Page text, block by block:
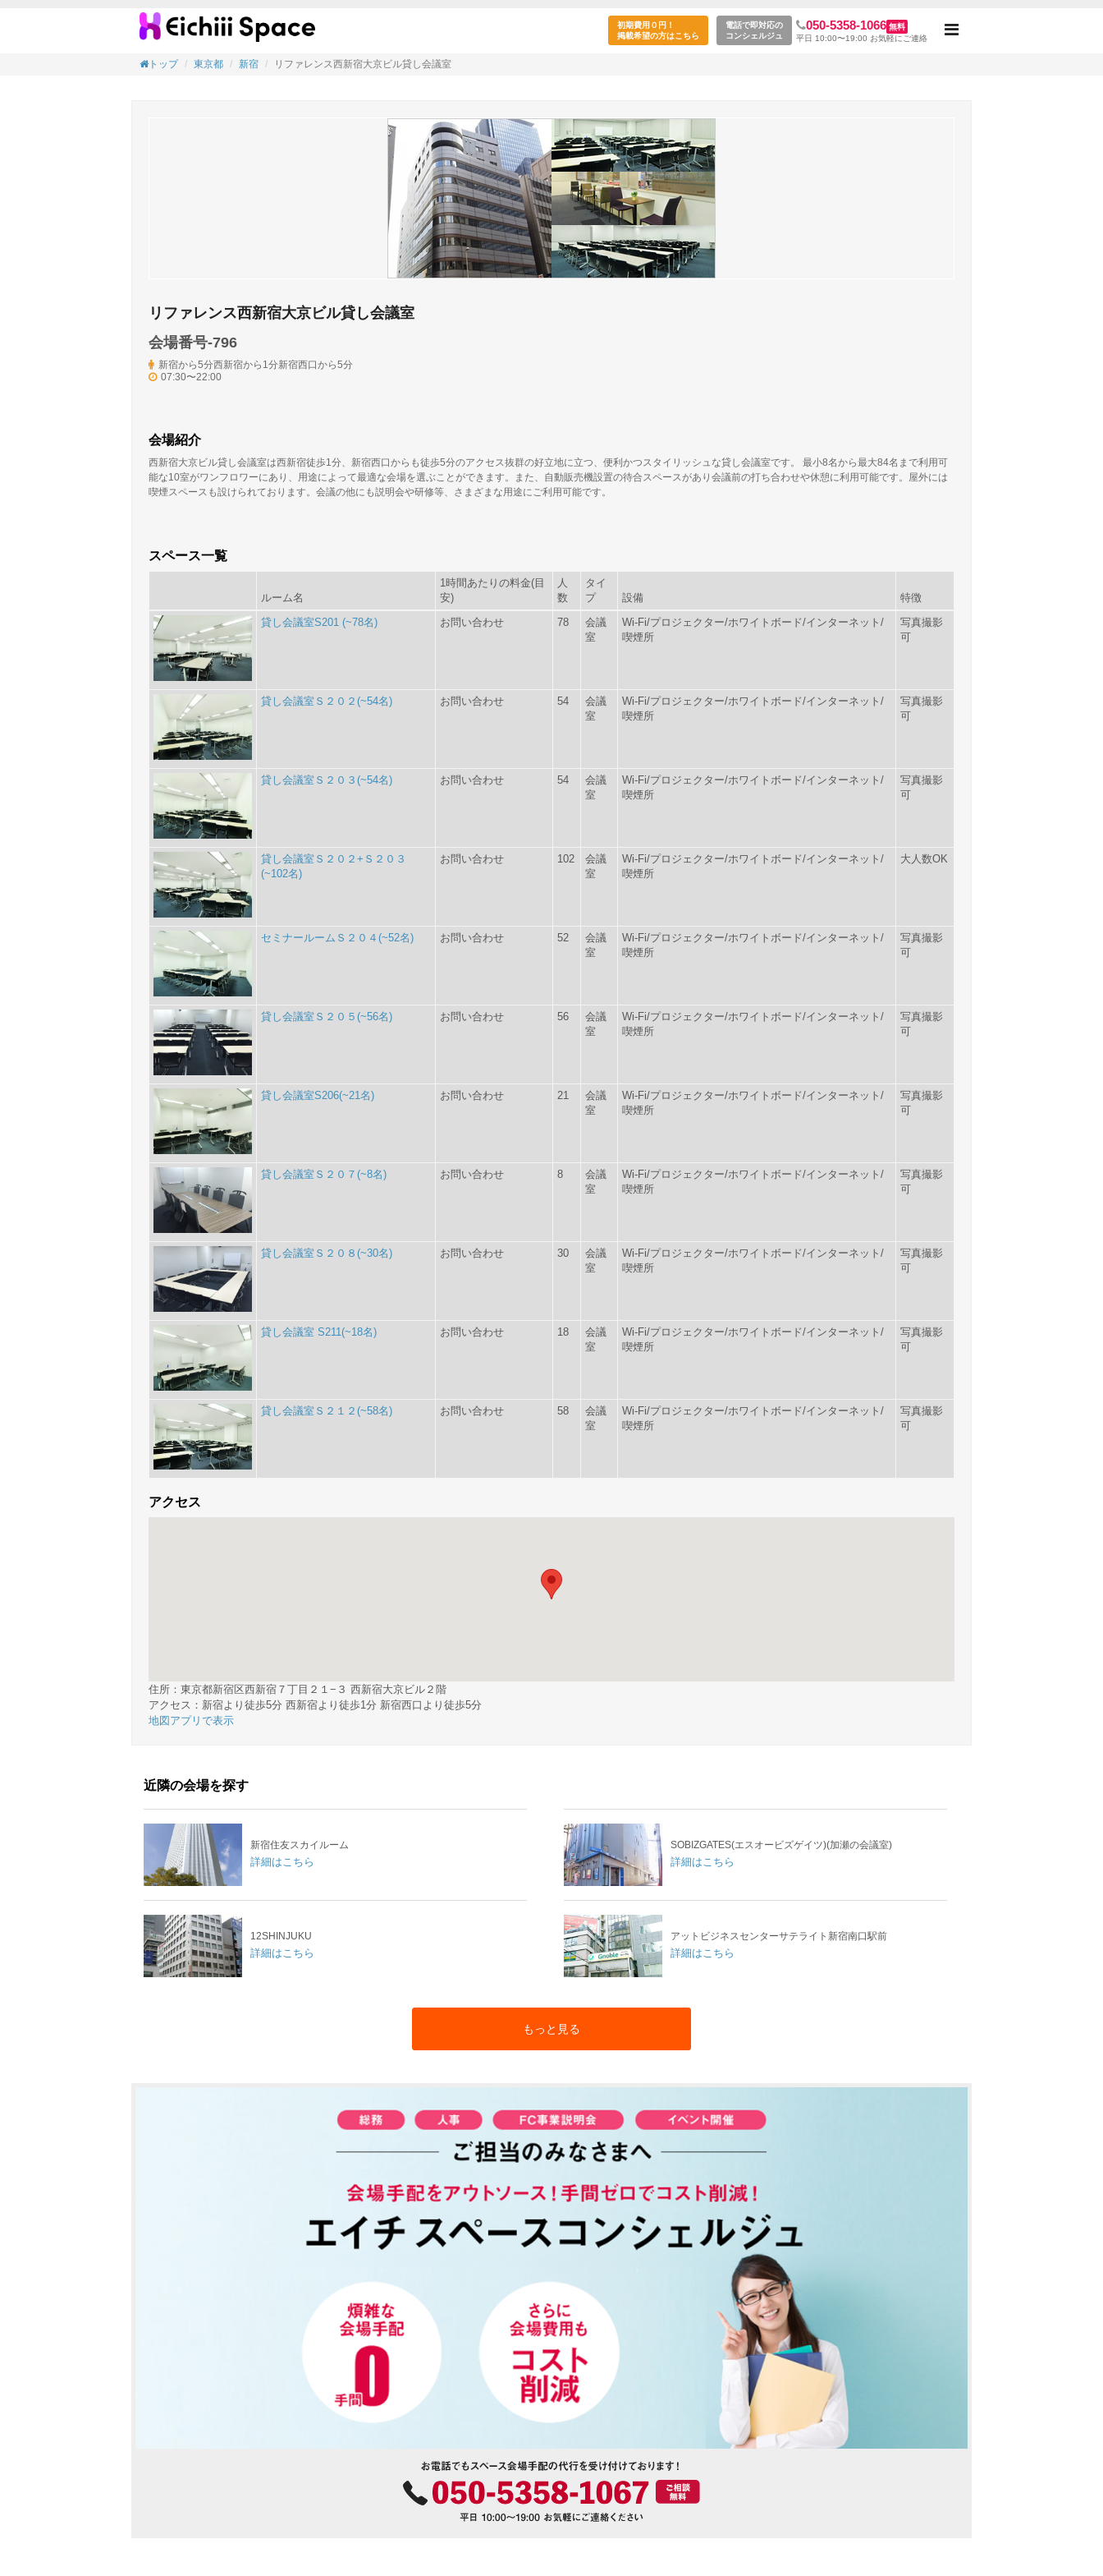
リファレンス西新宿大京ビル貸し会議室(新宿駅／新宿区)
初期費用０円！
掲載希望の方はこちら
電話で即対応の
コンシェルジュ
050-5358-1066 無料
平日 10:00〜19:00 お気軽にご連絡
Toggle
トップ 東京都 新宿 リファレンス西新宿大京ビル貸し会議室
リファレンス西新宿大京ビル貸し会議室
会場番号-796
新宿から5分西新宿から1分新宿西口から5分
07:30〜22:00
会場紹介
西新宿大京ビル貸し会議室は西新宿徒歩1分、新宿西口からも徒歩5分のアクセス抜群の好立地に立つ、便利かつスタイリッシュな貸し会議室です。 最小8名から最大84名まで利用可
能な10室がワンフロワーにあり、用途によって最適な会場を選ぶことができます。また、自動販売機設置の待合スペースがあり会議前の打ち合わせや休憩に利用可能です。屋外には
喫煙スペースも設けられております。会議の他にも説明会や研修等、さまざまな用途にご利用可能です。
スペース一覧
ルーム名
1時間あたりの料金(目
安)
人
数
タイ
プ
設備
特徴
貸し会議室S201 (~78名)
お問い合わせ 78
会議
室
Wi-Fi/プロジェクター/ホワイトボード/インターネット/
喫煙所
写真撮影
可
貸し会議室Ｓ２０２(~54名) お問い合わせ 54
会議
室
Wi-Fi/プロジェクター/ホワイトボード/インターネット/
喫煙所
写真撮影
可
貸し会議室Ｓ２０３(~54名) お問い合わせ 54
会議
室
Wi-Fi/プロジェクター/ホワイトボード/インターネット/
喫煙所
写真撮影
可
貸し会議室Ｓ２０２+Ｓ２０３
(~102名)
お問い合わせ 102
会議
室
Wi-Fi/プロジェクター/ホワイトボード/インターネット/
喫煙所
大人数OK
セミナールームＳ２０４(~52名) お問い合わせ 52
会議
室
Wi-Fi/プロジェクター/ホワイトボード/インターネット/
喫煙所
写真撮影
可
貸し会議室Ｓ２０５(~56名) お問い合わせ 56
会議
室
Wi-Fi/プロジェクター/ホワイトボード/インターネット/
喫煙所
写真撮影
可
貸し会議室S206(~21名) お問い合わせ 21
会議
室
Wi-Fi/プロジェクター/ホワイトボード/インターネット/
喫煙所
写真撮影
可
貸し会議室Ｓ２０７(~8名) お問い合わせ 8
会議
室
Wi-Fi/プロジェクター/ホワイトボード/インターネット/
喫煙所
写真撮影
可
貸し会議室Ｓ２０８(~30名) お問い合わせ 30
会議
室
Wi-Fi/プロジェクター/ホワイトボード/インターネット/
喫煙所
写真撮影
可
貸し会議室 S211(~18名) お問い合わせ 18
会議
室
Wi-Fi/プロジェクター/ホワイトボード/インターネット/
喫煙所
写真撮影
可
貸し会議室Ｓ２１２(~58名) お問い合わせ 58
会議
室
Wi-Fi/プロジェクター/ホワイトボード/インターネット/
喫煙所
写真撮影
可
アクセス
住所：東京都新宿区西新宿７丁目２１−３ 西新宿大京ビル２階
アクセス：新宿より徒歩5分 西新宿より徒歩1分 新宿西口より徒歩5分
地図アプリで表示
近隣の会場を探す
新宿住友スカイルーム
詳細はこちら
SOBIZGATES(エスオービズゲイツ)(加瀬の会議室)
詳細はこちら
12SHINJUKU
詳細はこちら
アットビジネスセンターサテライト新宿南口駅前
詳細はこちら
もっと見る